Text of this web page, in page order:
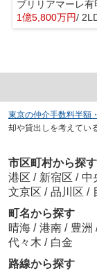
1億5,800万円/
東京の仲介手数料半額
却や貸出しを考えてい
市区町村から探す
港区 / 新宿区 / 中
文京区 / 品川区 /
町名から探す
晴海 / 港南 / 豊洲
代々木 / 白金
路線から探す